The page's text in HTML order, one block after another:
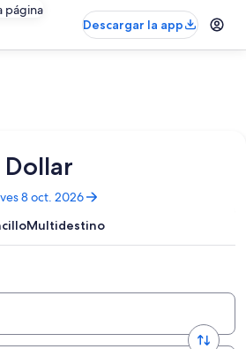
página
Descargar la app
Dollar
8 oct. 2026
Multidestino